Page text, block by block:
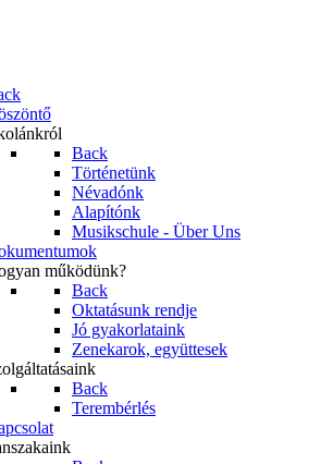
Back
Történetünk
Névadónk
Alapítónk
Musikschule - Über Uns
működünk?
Back
Oktatásunk rendje
Jó gyakorlataink
Zenekarok, együttesek
Back
Terembérlés